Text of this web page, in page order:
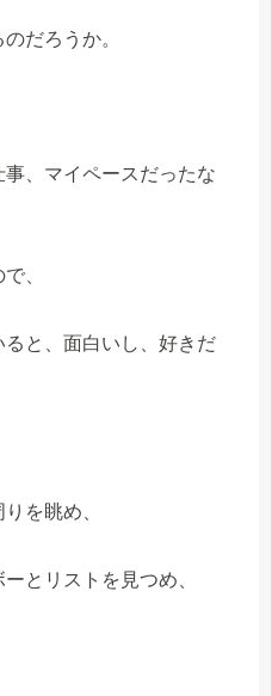
だろうか。
、マイペースだったな
、
と、面白いし、好きだ
を眺め、
とリストを見つめ、